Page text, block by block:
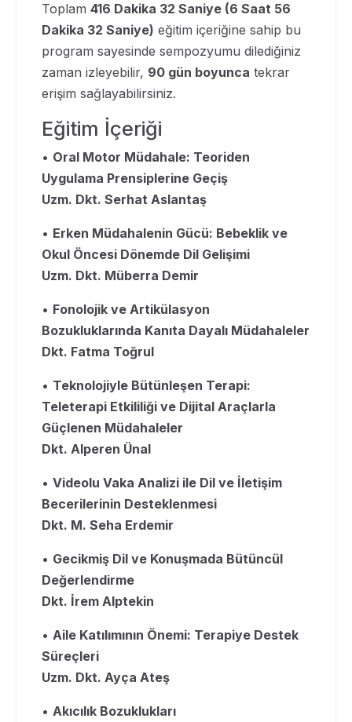
Toplam 416 Dakika 32 Saniye (6 Saat 56
Dakika 32 Saniye) eğitim içeriğine sahip bu
program sayesinde sempozyumu dilediğiniz
zaman izleyebilir, 90 gün boyunca tekrar
erişim sağlayabilirsiniz.
Eğitim İçeriği
• Oral Motor Müdahale: Teoriden
Uygulama Prensiplerine Geçiş
Uzm. Dkt. Serhat Aslantaş
• Erken Müdahalenin Gücü: Bebeklik ve
Okul Öncesi Dönemde Dil Gelişimi
Uzm. Dkt. Müberra Demir
• Fonolojik ve Artikülasyon
Bozukluklarında Kanıta Dayalı Müdahaleler
Dkt. Fatma Toğrul
• Teknolojiyle Bütünleşen Terapi:
Teleterapi Etkililiği ve Dijital Araçlarla
Güçlenen Müdahaleler
Dkt. Alperen Ünal
• Videolu Vaka Analizi ile Dil ve İletişim
Becerilerinin Desteklenmesi
Dkt. M. Seha Erdemir
• Gecikmiş Dil ve Konuşmada Bütüncül
Değerlendirme
Dkt. İrem Alptekin
• Aile Katılımının Önemi: Terapiye Destek
Süreçleri
Uzm. Dkt. Ayça Ateş
• Akıcılık Bozuklukları